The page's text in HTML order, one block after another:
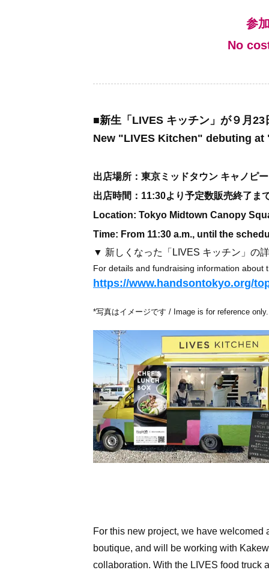
参
No
■新生「LIVES キッチン」が９月
New "LIVES Kitchen" debuting at
出店場所：東京ミッドタウン キャノピ
出店時間：11:30より予定数販売終了ま
Location: Tokyo Midtown Canopy
Time: From 11:30 a.m., until the
▼ 新しくなった「LIVES キッチン」の
For details and fundraising information about
https://www.handsontokyo.org/
*写真はイメージです / Image is for reference only.
For this new project, we have
boutique, and will be working with
collaboration. With the LIVES food truck